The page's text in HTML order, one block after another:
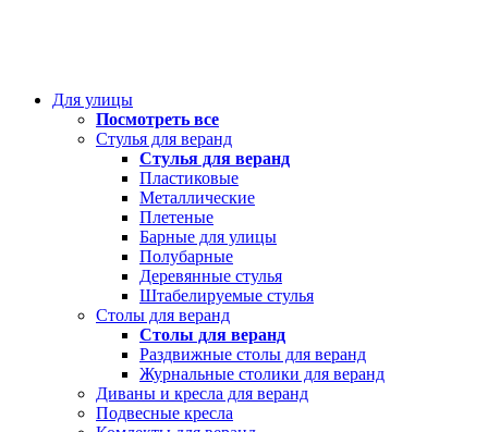
Для улицы
Посмотреть все
Стулья для веранд
Стулья для веранд
Пластиковые
Металлические
Плетеные
Барные для улицы
Полубарные
Деревянные стулья
Штабелируемые стулья
Столы для веранд
Столы для веранд
Раздвижные столы для веранд
Журнальные столики для веранд
Диваны и кресла для веранд
Подвесные кресла